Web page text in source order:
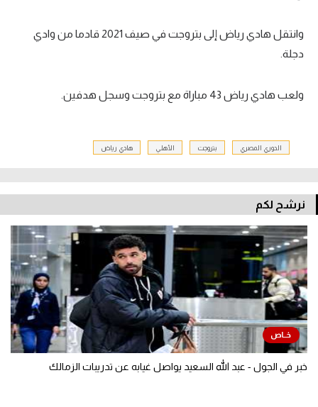
وانتقل هادي رياض إلى بتروجت في صيف 2021 قادما من وادي
دجلة.
ولعب هادي رياض 43 مباراة مع بتروجت وسجل هدفين.
الدوري المصري بتروجت الأهلي هادي رياض
نرشح لكم
خبر في الجول - عبد الله السعيد يواصل غيابه عن تدريبات الزمالك